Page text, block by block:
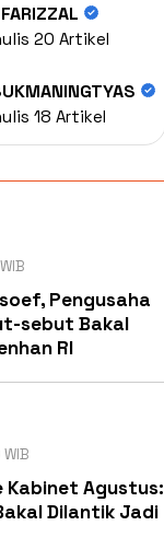
20 Artikel
18 Artikel
Pengusaha
sebut Bakal
RI
Kabinet Agustus:
Dilantik Jadi